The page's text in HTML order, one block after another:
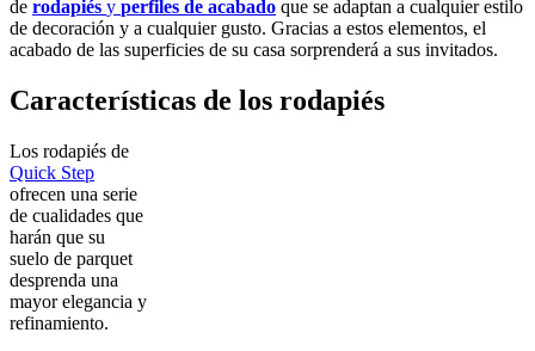
de rodapiés y perfiles de acabado que se adaptan a cualquier estilo
de decoración y a cualquier gusto. Gracias a estos elementos, el
acabado de las superficies de su casa sorprenderá a sus invitados.
Características de los rodapiés
Los rodapiés de
Quick Step
ofrecen una serie
de cualidades que
harán que su
suelo de parquet
desprenda una
mayor elegancia y
refinamiento.